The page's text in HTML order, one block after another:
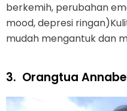
berkemih, perubahan
mood, depresi
mudah mengantuk dan
3. Orangtua